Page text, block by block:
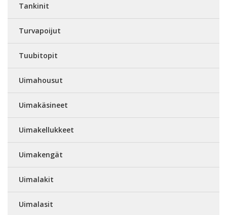
Tankinit
Turvapoijut
Tuubitopit
Uimahousut
Uimakäsineet
Uimakellukkeet
Uimakengät
Uimalakit
Uimalasit